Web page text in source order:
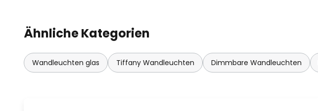
Ähnliche Kategorien
Wandleuchten glas Tiffany Wandleuchten Dimmbare Wandleuchten